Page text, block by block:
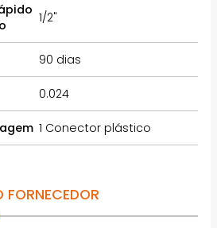
1/2"
90 dias
0.024
1 Conector plástico